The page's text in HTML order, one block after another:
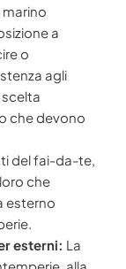
a
o
agli
che devono
del fai-da-te,
che
esterno
esterni: La
alla